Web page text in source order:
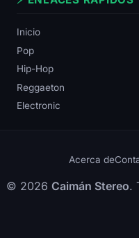
Inicio
Pop
Hip-Hop
Reggaeton
Electronic
Acerca de
© 2026 Caimán Stereo.